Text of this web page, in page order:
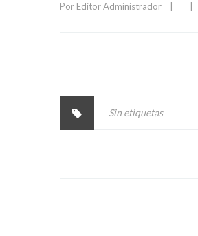
Por Editor Administrador
Sin etiquetas